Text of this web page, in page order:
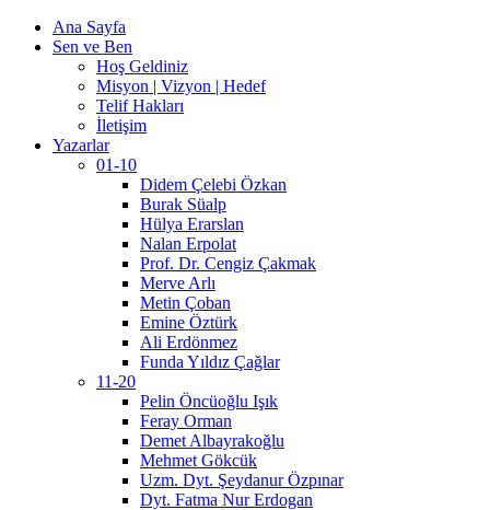
Ana Sayfa
Sen ve Ben
Hoş Geldiniz
Misyon | Vizyon | Hedef
Telif Hakları
İletişim
Yazarlar
01-10
Didem Çelebi Özkan
Burak Süalp
Hülya Erarslan
Nalan Erpolat
Prof. Dr. Cengiz Çakmak
Merve Arlı
Metin Çoban
Emine Öztürk
Ali Erdönmez
Funda Yıldız Çağlar
11-20
Pelin Öncüoğlu Işık
Feray Orman
Demet Albayrakoğlu
Mehmet Gökcük
Uzm. Dyt. Şeydanur Özpınar
Dyt. Fatma Nur Erdogan